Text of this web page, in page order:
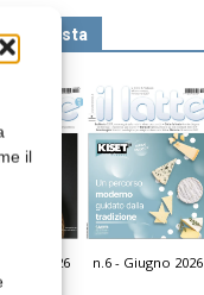
il
la rivista
Luglio 2026 n.6 - Giugno 2026
Web